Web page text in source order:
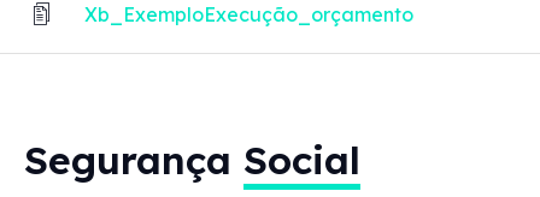
Xb_ExemploExecução_orçamento
Segurança Social